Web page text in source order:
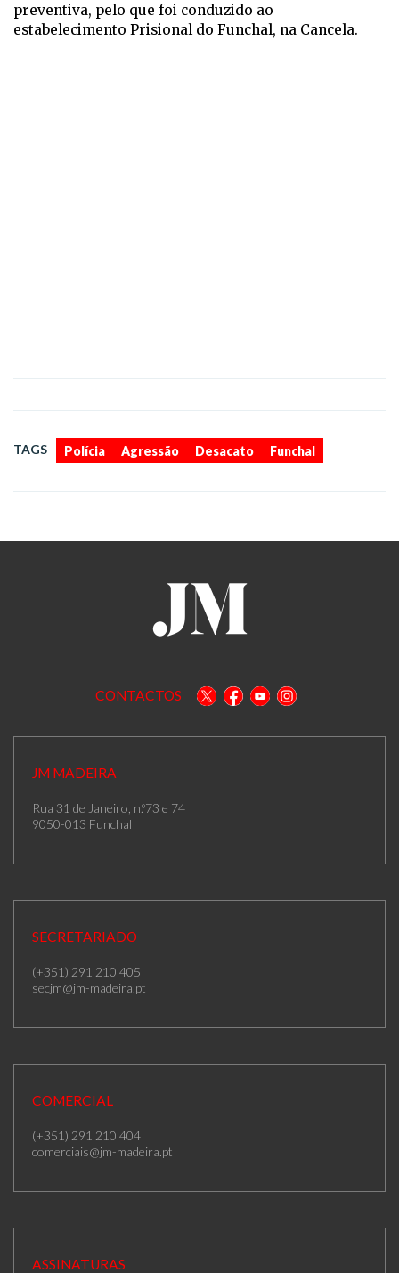
preventiva, pelo que foi conduzido ao
estabelecimento Prisional do Funchal, na Cancela.
TAGS Polícia Agressão Desacato Funchal
CONTACTOS
JM MADEIRA
Rua 31 de Janeiro, n.º73 e 74
9050-013 Funchal
SECRETARIADO
(+351) 291 210 405
secjm@jm-madeira.pt
COMERCIAL
(+351) 291 210 404
comerciais@jm-madeira.pt
ASSINATURAS